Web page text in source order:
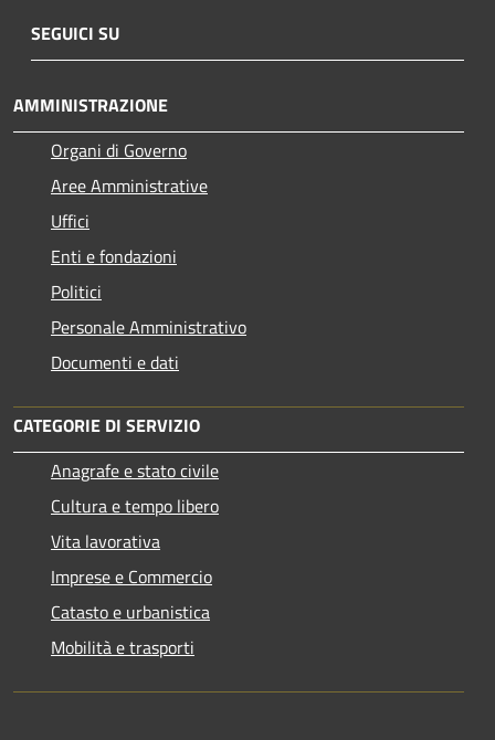
SEGUICI SU
AMMINISTRAZIONE
Organi di Governo
Aree Amministrative
Uffici
Enti e fondazioni
Politici
Personale Amministrativo
Documenti e dati
CATEGORIE DI SERVIZIO
Anagrafe e stato civile
Cultura e tempo libero
Vita lavorativa
Imprese e Commercio
Catasto e urbanistica
Mobilità e trasporti